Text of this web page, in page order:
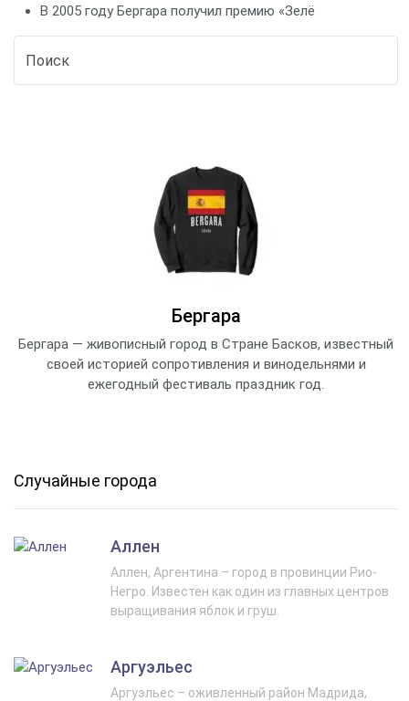
В 2005 году Бергара получил премию «Зелё
Бергара
Бергара — живописный город в Стране Басков, известный
своей историей сопротивления и винодельнями и
ежегодный фестиваль праздник год.
Случайные города
Аллен
Аллен, Аргентина – город в провинции Рио-
Негро. Известен как один из главных центров
выращивания яблок и груш.
Аргуэльес
Аргуэльес – оживленный район Мадрида,